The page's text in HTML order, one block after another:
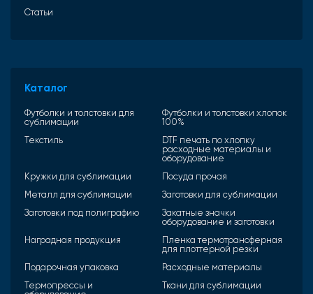
Статьи
Каталог
Футболки и толстовки для
сублимации
Футболки и толстовки хлопок
100%
Текстиль
DTF печать по хлопку
расходные материалы и
оборудование
Кружки для сублимации
Посуда прочая
Металл для сублимации
Заготовки для сублимации
Заготовки под полиграфию
Закатные значки
оборудование и заготовки
Наградная продукция
Пленка термотрансферная
для плоттерной резки
Подарочная упаковка
Расходные материалы
Термопрессы и
Ткани для сублимации